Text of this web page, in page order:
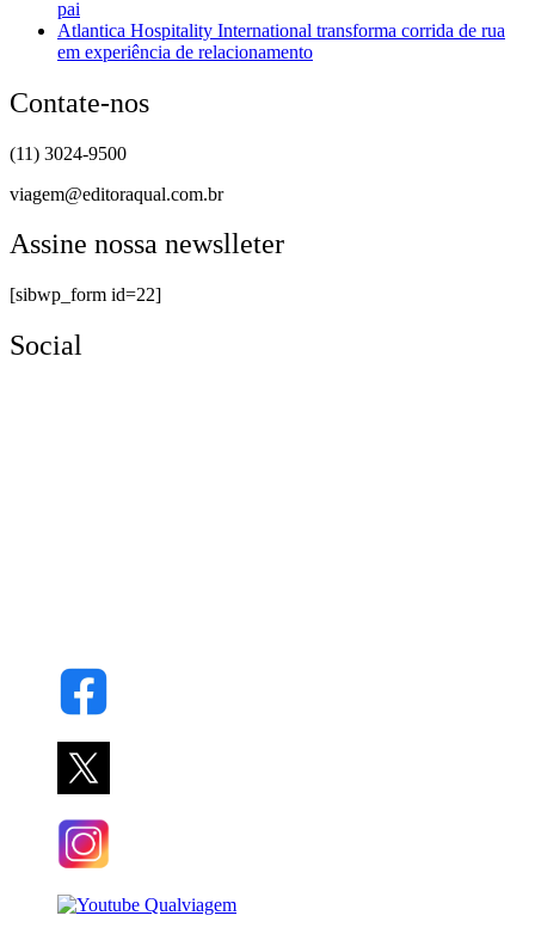
pai
Atlantica Hospitality International transforma corrida de rua
em experiência de relacionamento
Contate-nos
(11) 3024-9500
viagem@editoraqual.com.br
Assine nossa newslleter
[sibwp_form id=22]
Social